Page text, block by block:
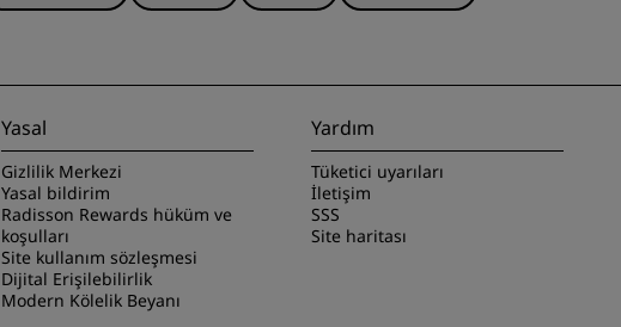
Yasal
Gizlilik Merkezi
Yasal bildirim
Radisson Rewards hüküm ve
koşulları
Site kullanım sözleşmesi
Dijital Erişilebilirlik
Modern Kölelik Beyanı
Yardım
Tüketici uyarıları
İletişim
SSS
Site haritası